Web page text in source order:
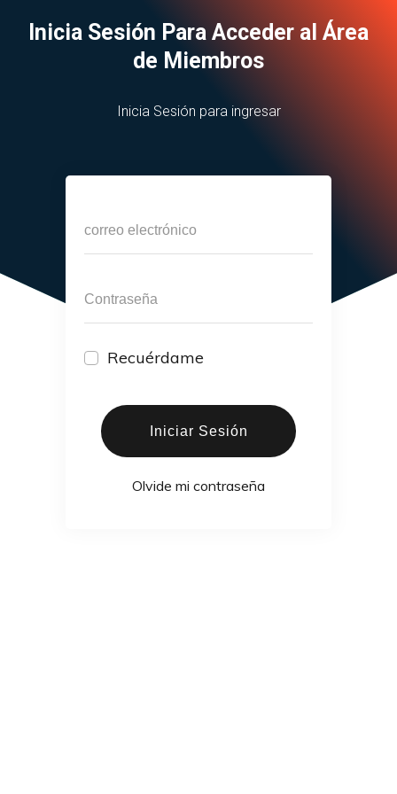
Inicia Sesión Para Acceder al Área
de Miembros
Inicia Sesión para ingresar
Recuérdame
Iniciar Sesión
Olvide mi contraseña